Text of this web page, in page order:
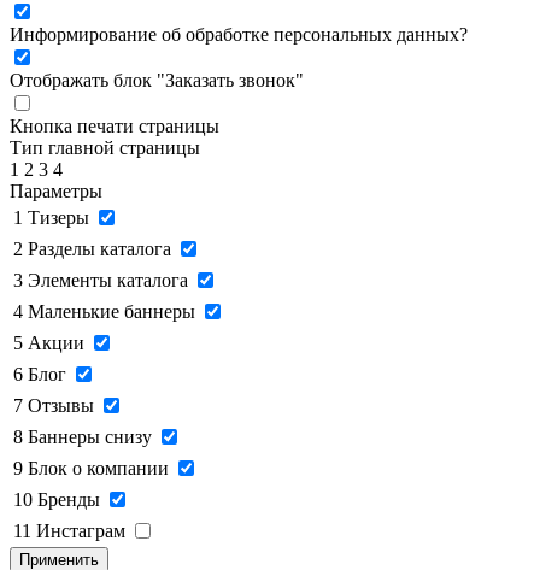
Информирование об обработке персональных данных?
Отображать блок "Заказать звонок"
Кнопка печати страницы
Тип главной страницы
1 2 3 4
Параметры
1 Тизеры
2 Разделы каталога
3 Элементы каталога
4 Маленькие баннеры
5 Акции
6 Блог
7 Отзывы
8 Баннеры снизу
9 Блок о компании
10 Бренды
11 Инстаграм
Применить